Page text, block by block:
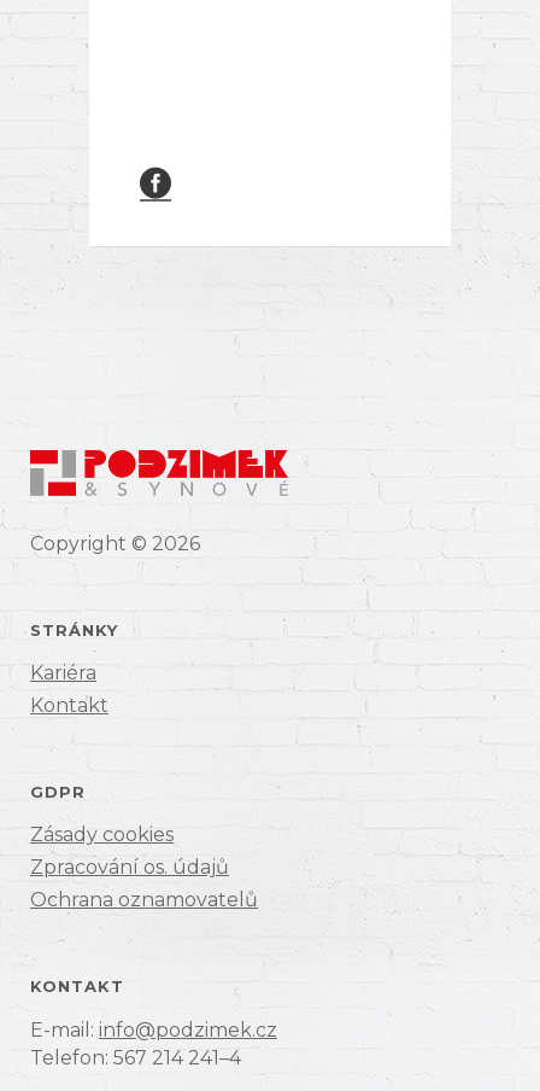
Copyright © 2026
STRÁNKY
Kariéra
Kontakt
GDPR
Zásady cookies
Zpracování os. údajů
Ochrana oznamovatelů
KONTAKT
E-mail: info@podzimek.cz
Telefon: 567 214 241–4